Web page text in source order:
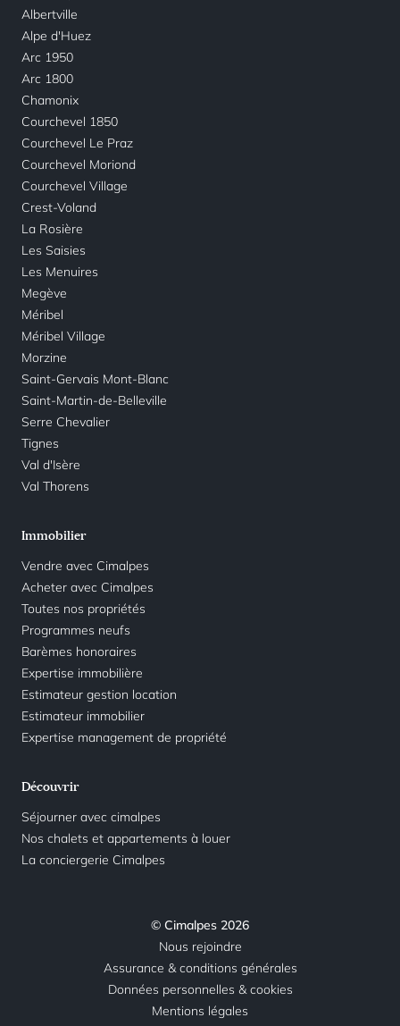
Albertville
Alpe d'Huez
Arc 1950
Arc 1800
Chamonix
Courchevel 1850
Courchevel Le Praz
Courchevel Moriond
Courchevel Village
Crest-Voland
La Rosière
Les Saisies
Les Menuires
Megève
Méribel
Méribel Village
Morzine
Saint-Gervais Mont-Blanc
Saint-Martin-de-Belleville
Serre Chevalier
Tignes
Val d'Isère
Val Thorens
Immobilier
Vendre avec Cimalpes
Acheter avec Cimalpes
Toutes nos propriétés
Programmes neufs
Barèmes honoraires
Expertise immobilière
Estimateur gestion location
Estimateur immobilier
Expertise management de propriété
Découvrir
Séjourner avec cimalpes
Nos chalets et appartements à louer
La conciergerie Cimalpes
© Cimalpes 2026
Nous rejoindre
Assurance & conditions générales
Données personnelles & cookies
Mentions légales